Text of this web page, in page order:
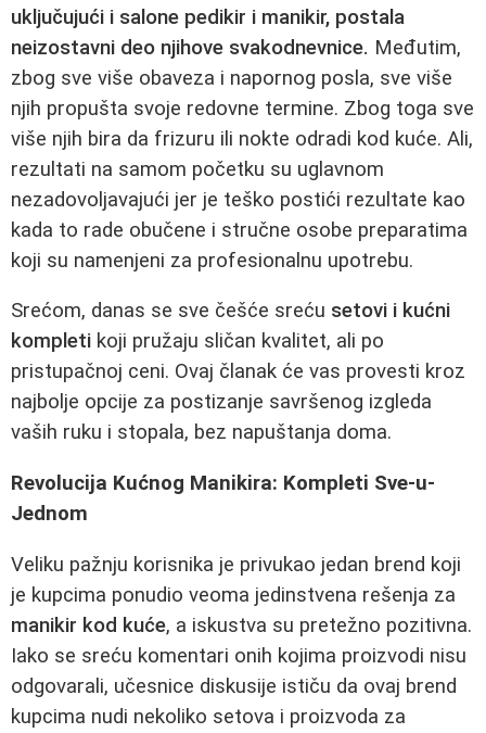
uključujući i salone pedikir i manikir, postala
neizostavni deo njihove svakodnevnice. Međutim,
zbog sve više obaveza i napornog posla, sve više
njih propušta svoje redovne termine. Zbog toga sve
više njih bira da frizuru ili nokte odradi kod kuće. Ali,
rezultati na samom početku su uglavnom
nezadovoljavajući jer je teško postići rezultate kao
kada to rade obučene i stručne osobe preparatima
koji su namenjeni za profesionalnu upotrebu.
Srećom, danas se sve češće sreću setovi i kućni
kompleti koji pružaju sličan kvalitet, ali po
pristupačnoj ceni. Ovaj članak će vas provesti kroz
najbolje opcije za postizanje savršenog izgleda
vaših ruku i stopala, bez napuštanja doma.
Revolucija Kućnog Manikira: Kompleti Sve-u-
Jednom
Veliku pažnju korisnika je privukao jedan brend koji
je kupcima ponudio veoma jedinstvena rešenja za
manikir kod kuće, a iskustva su pretežno pozitivna.
Iako se sreću komentari onih kojima proizvodi nisu
odgovarali, učesnice diskusije ističu da ovaj brend
kupcima nudi nekoliko setova i proizvoda za